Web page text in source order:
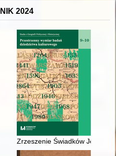
2024
Wydziału Leśnego Centralnego
Zrzeszenie Świadków Jehowy